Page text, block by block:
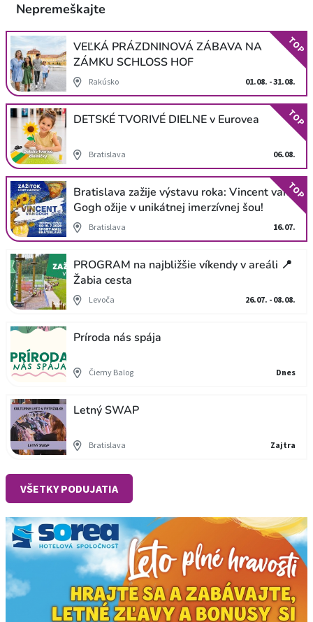
Nepremeškajte
VEĽKÁ PRÁZDNINOVÁ ZÁBAVA NA
ZÁMKU SCHLOSS HOF
Rakúsko 01.08. - 31.08.
TOP
DETSKÉ TVORIVÉ DIELNE v Eurovea
Bratislava 06.08.
TOP
Bratislava zažije výstavu roka: Vincent van
Gogh ožije v unikátnej imerzívnej šou!
Bratislava 16.07.
TOP
PROGRAM na najbližšie víkendy v areáli 📍
Žabia cesta
Levoča 26.07. - 08.08.
Príroda nás spája
Čierny Balog Dnes
Letný SWAP
Bratislava Zajtra
VŠETKY PODUJATIA